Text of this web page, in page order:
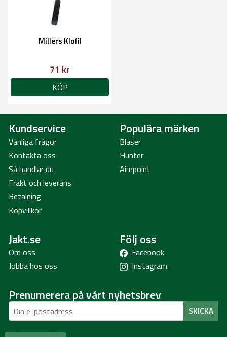
Millers Klofil
71 kr
KÖP
Kundservice
Vanliga frågor
Kontakta oss
Så handlar du
Frakt och leverans
Betalning
Köpvillkor
Populära märken
Blaser
Hunter
Aimpoint
Jakt.se
Om oss
Jobba hos oss
Följ oss
Facebook
Instagram
Prenumerera på vårt nyhetsbrev
SKICKA